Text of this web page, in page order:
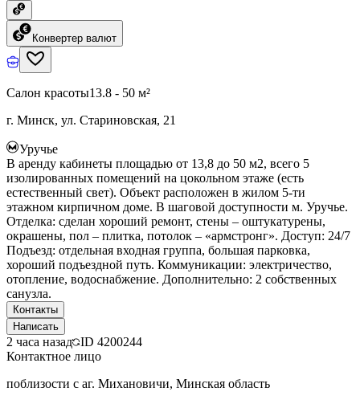
Конвертер валют
Салон красоты13.8 - 50 м²
г. Минск, ул. Стариновская, 21
Уручье
В аренду кабинеты площадью от 13,8 до 50 м2, всего 5
изолированных помещений на цокольном этаже (есть
естественный свет). Объект расположен в жилом 5-ти
этажном кирпичном доме. В шаговой доступности м. Уручье.
Отделка: сделан хороший ремонт, стены – оштукатурены,
окрашены, пол – плитка, потолок – «армстронг». Доступ: 24/7
Подъезд: отдельная входная группа, большая парковка,
хороший подъездной путь. Коммуникации: электричество,
отопление, водоснабжение. Дополнительно: 2 собственных
санузла.
Контакты
Написать
2 часа назад ID 4200244
Контактное лицо
поблизости с аг. Михановичи, Минская область